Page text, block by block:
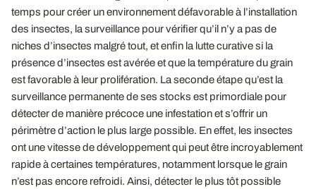
temps pour créer un environnement défavorable à l’installation
des insectes, la surveillance pour vérifier qu’il n’y a pas de
niches d’insectes malgré tout, et enfin la lutte curative si la
présence d’insectes est avérée et que la température du grain
est favorable à leur prolifération. La seconde étape qu’est la
surveillance permanente de ses stocks est primordiale pour
détecter de manière précoce une infestation et s’offrir un
périmètre d’action le plus large possible. En effet, les insectes
ont une vitesse de développement qui peut être incroyablement
rapide à certaines températures, notamment lorsque le grain
n’est pas encore refroidi. Ainsi, détecter le plus tôt possible